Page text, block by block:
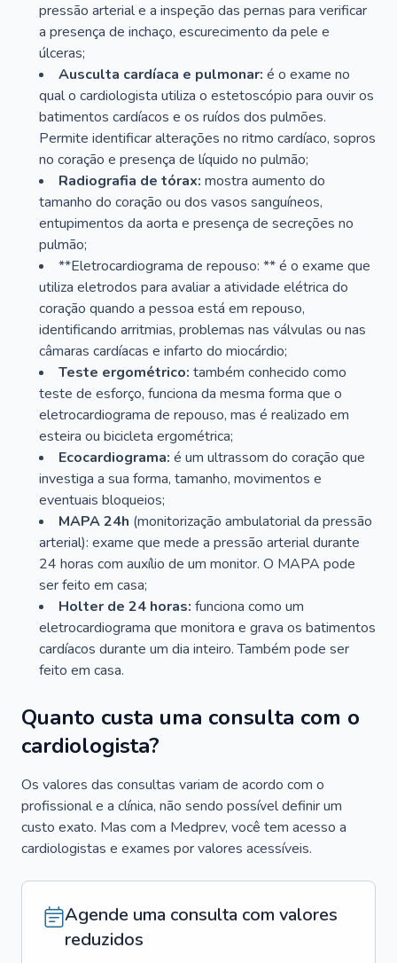
pressão arterial e a inspeção das pernas para verificar
a presença de inchaço, escurecimento da pele e
úlceras;
Ausculta cardíaca e pulmonar: é o exame no
qual o cardiologista utiliza o estetoscópio para ouvir os
batimentos cardíacos e os ruídos dos pulmões.
Permite identificar alterações no ritmo cardíaco, sopros
no coração e presença de líquido no pulmão;
Radiografia de tórax: mostra aumento do
tamanho do coração ou dos vasos sanguíneos,
entupimentos da aorta e presença de secreções no
pulmão;
**Eletrocardiograma de repouso: ** é o exame que
utiliza eletrodos para avaliar a atividade elétrica do
coração quando a pessoa está em repouso,
identificando arritmias, problemas nas válvulas ou nas
câmaras cardíacas e infarto do miocárdio;
Teste ergométrico: também conhecido como
teste de esforço, funciona da mesma forma que o
eletrocardiograma de repouso, mas é realizado em
esteira ou bicicleta ergométrica;
Ecocardiograma: é um ultrassom do coração que
investiga a sua forma, tamanho, movimentos e
eventuais bloqueios;
MAPA 24h (monitorização ambulatorial da pressão
arterial): exame que mede a pressão arterial durante
24 horas com auxílio de um monitor. O MAPA pode
ser feito em casa;
Holter de 24 horas: funciona como um
eletrocardiograma que monitora e grava os batimentos
cardíacos durante um dia inteiro. Também pode ser
feito em casa.
Quanto custa uma consulta com o
cardiologista?
Os valores das consultas variam de acordo com o
profissional e a clínica, não sendo possível definir um
custo exato. Mas com a Medprev, você tem acesso a
cardiologistas e exames por valores acessíveis.
Agende uma consulta com valores
reduzidos